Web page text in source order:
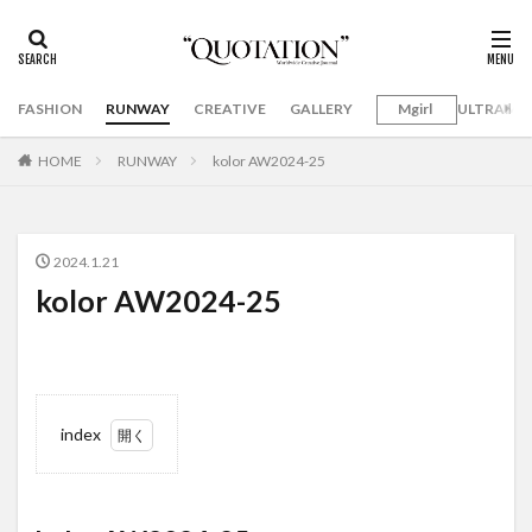
FASHION RUNWAY CREATIVE GALLERY Mgirl
HOME RUNWAY kolor AW2024-25
2024.1.21
kolor AW2024-25
index
1